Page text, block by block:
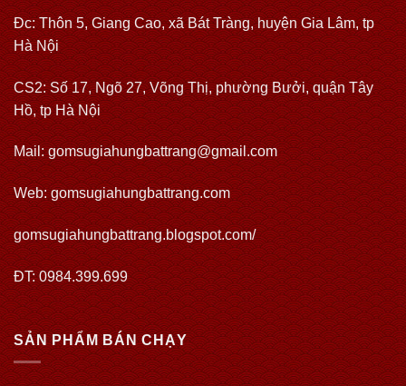
Đc: Thôn 5, Giang Cao, xã Bát Tràng, huyện Gia Lâm, tp
Hà Nội
CS2: Số 17, Ngõ 27, Võng Thị, phường Bưởi, quận Tây
Hồ, tp Hà Nội
Mail: gomsugiahungbattrang@gmail.com
Web:gomsugiahungbattrang.com
gomsugiahungbattrang.blogspot.com/
ĐT: 0984.399.699
SẢN PHẨM BÁN CHẠY